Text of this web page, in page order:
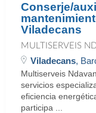
Conserje/
Viladecans
MULTISERVEIS
Viladecans,
Multiserveis
servicios
eficiencia
participa ...